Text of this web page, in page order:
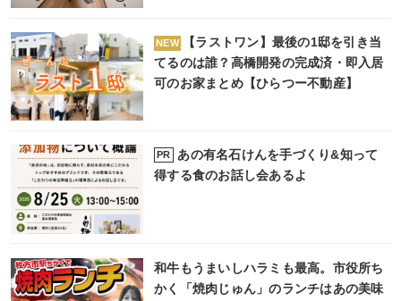
NEW
【ラストワン】最後の1邸を引き当
てるのは誰？高橋開発の完成済・即入居
可のお家まとめ【ひらつー不動産】
PR
あの有名石けんを手づくり&知って
得する食のお話し会あるよ
和牛もうまいしハラミも最高。市役所ち
かく「焼肉じゅん」のランチはあの美味